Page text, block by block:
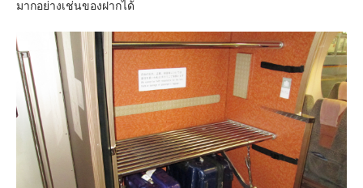
มากอย่างเช่นของฝากได้